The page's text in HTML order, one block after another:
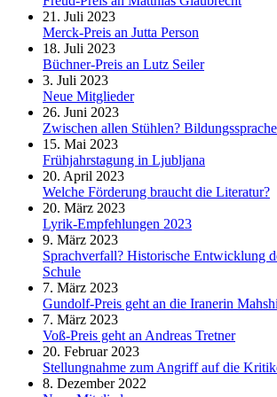
21. Juli 2023
Merck-Preis an Jutta Person
18. Juli 2023
Büchner-Preis an Lutz Seiler
3. Juli 2023
Neue Mitglieder
26. Juni 2023
Zwischen allen Stühlen?
15. Mai 2023
Frühjahrstagung in Ljubljana
20. April 2023
Welche Förderung braucht die Literatur?
20. März 2023
Lyrik-Empfehlungen 2023
9. März 2023
Sprachverfall? Historische Entwicklung
Schule
7. März 2023
Gundolf-Preis geht an die Iranerin
7. März 2023
Voß-Preis geht an Andreas Tretner
20. Februar 2023
Stellungnahme zum Angriff auf die
8. Dezember 2022